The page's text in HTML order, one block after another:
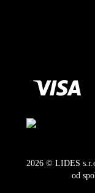
2026 © LIDES
od